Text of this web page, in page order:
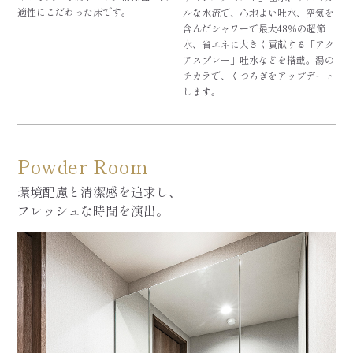
適性にこだわった床です。
ルな水流で、心地よい吐水、空気を
含んだシャワーで最大48％の超節
水、省エネに大きく貢献する「アク
アスプレー」吐水などを搭載。湯の
チカラで、くつろぎをアップデート
します。
Powder Room
環境配慮と清潔感を追求し、
フレッシュな時間を演出。